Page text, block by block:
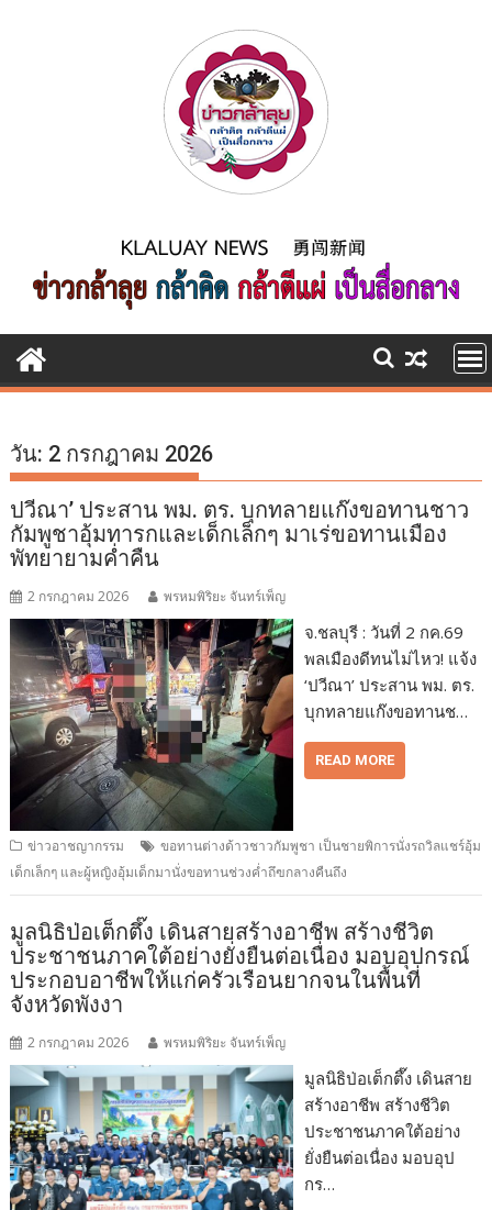
วัน: 2 กรกฎาคม 2026
ปวีณา’ ประสาน พม. ตร. บุกทลายแก๊งขอทานชาว
กัมพูชาอุ้มทารกและเด็กเล็กๆ มาเร่ขอทานเมือง
พัทยายามค่ำคืน
2 กรกฎาคม 2026 พรหมพิริยะ จันทร์เพ็ญ
จ.ชลบุรี : วันที่ 2 กค.69
พลเมืองดีทนไม่ไหว! แจ้ง
‘ปวีณา’ ประสาน พม. ตร.
บุกทลายแก๊งขอทานช…
READ MORE
ข่าวอาชญากรรม
ขอทานต่างด้าวชาวกัมพูชา เป็นชายพิการนั่งรถวิลแชร์อุ้ม
เด็กเล็กๆ และผู้หญิงอุ้มเด็กมานั่งขอทานช่วงค่ำถึฃกลางคืนถึง
มูลนิธิป่อเต็กตึ๊ง เดินสายสร้างอาชีพ สร้างชีวิต
ประชาชนภาคใต้อย่างยั่งยืนต่อเนื่อง มอบอุปกรณ์
ประกอบอาชีพให้แก่ครัวเรือนยากจนในพื้นที่
จังหวัดพังงา
2 กรกฎาคม 2026 พรหมพิริยะ จันทร์เพ็ญ
มูลนิธิป่อเต็กตึ๊ง เดินสาย
สร้างอาชีพ สร้างชีวิต
ประชาชนภาคใต้อย่าง
ยั่งยืนต่อเนื่อง มอบอุป
กร…